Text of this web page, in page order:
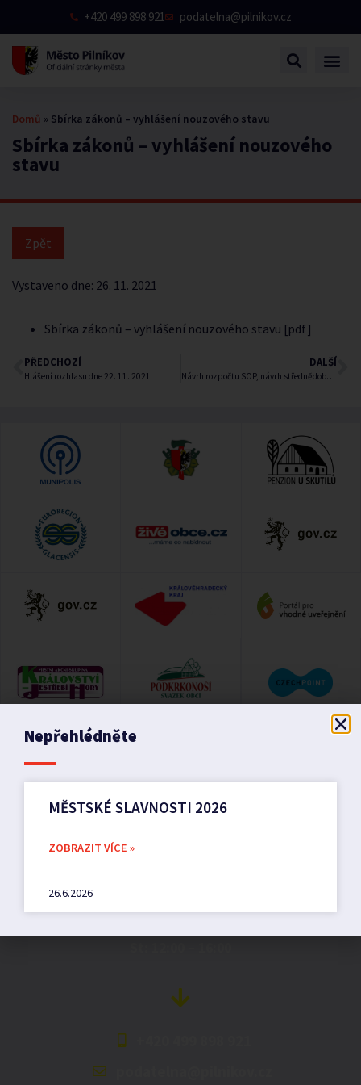
+420 499 898 921 podatelna@pilnikov.cz
Sbírka zákonů – vyhlášení nouzového
stavu
Domů » Sbírka zákonů – vyhlášení nouzového stavu
Vystaveno dne: 26. 11. 2021
Sbírka zákonů – vyhlášení nouzového stavu [pdf]
PŘEDCHOZÍ
Hlášení rozhlasu dne 22. 11. 2021
DALŠÍ
Návrh rozpočtu SOP, návrh střednědobého výhledu SOP
Nepřehlédněte
MĚSTSKÉ SLAVNOSTI 2026
ZOBRAZIT VÍCE »
26.6.2026